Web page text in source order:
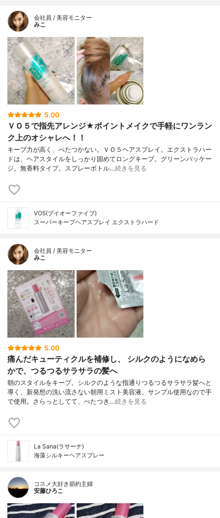
会社員 / 美容モニター
みこ
5.00
ＶＯ５で指先アレンジ★ポイントメイクで手軽にワンラン
ク上のオシャレへ！！
キープ力が高く、べたつかない。ＶＯ５ヘアスプレイ。エクストラハー
ドは、ヘアスタイルをしっかり固めてロングキープ。グリーンパッケー
ジ。無香料タイプ。スプレーボトル…続きを見る
VO5(ブイオーファイブ)
スーパーキープヘアスプレイ エクストラハード
会社員 / 美容モニター
みこ
5.00
痛んだキューティクルを補修し、 シルクのようになめら
かで、つるつるサラサラの髪へ
朝のスタイルをキープ。シルクのような指通りつるつるサラサラ髪へと
導く、新発想の洗い流さない朝用ミスト美容液。サンプル使用なので手
で使用。さらっとしてて、べたつき…続きを見る
La Sana(ラサーナ)
海藻シルキーヘアスプレー
コスメ大好き節約主婦
安藤ひろこ